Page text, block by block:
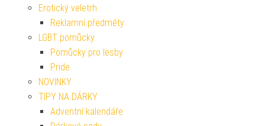
Erotický veletrh
Reklamní předměty
LGBT pomůcky
Pomůcky pro lesby
Pride
NOVINKY
TIPY NA DÁRKY
Adventní kalendáře